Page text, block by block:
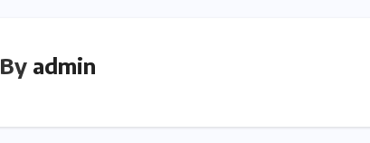
By admin